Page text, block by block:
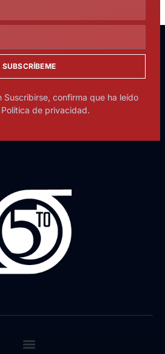
SUBSCRÍBEME
Suscribirse, confirma que ha leído
de privacidad.